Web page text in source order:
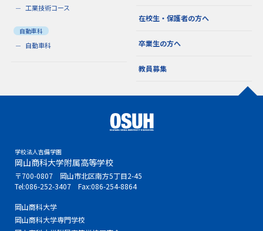
工業技術コース
自動車科
自動車科
在校生・保護者の方へ
卒業生の方へ
教員募集
学校法人吉備学園
岡山商科大学附属高等学校
〒700-0807 岡山市北区南方5丁目2-45
Tel:086-252-3407 Fax:086-254-8864
岡山商科大学
岡山商科大学専門学校